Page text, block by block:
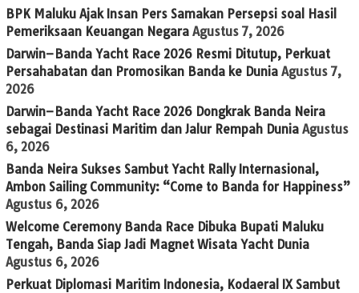
BPK Maluku Ajak Insan Pers Samakan Persepsi soal Hasil
Pemeriksaan Keuangan Negara Agustus 7, 2026
Darwin–Banda Yacht Race 2026 Resmi Ditutup, Perkuat
Persahabatan dan Promosikan Banda ke Dunia Agustus 7,
2026
Darwin–Banda Yacht Race 2026 Dongkrak Banda Neira
sebagai Destinasi Maritim dan Jalur Rempah Dunia Agustus
6, 2026
Banda Neira Sukses Sambut Yacht Rally Internasional,
Ambon Sailing Community: “Come to Banda for Happiness”
Agustus 6, 2026
Welcome Ceremony Banda Race Dibuka Bupati Maluku
Tengah, Banda Siap Jadi Magnet Wisata Yacht Dunia
Agustus 6, 2026
Perkuat Diplomasi Maritim Indonesia, Kodaeral IX Sambut